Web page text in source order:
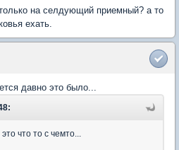
на селдующий приемный? а то
ехать.
давно это было...
что то с чемто...